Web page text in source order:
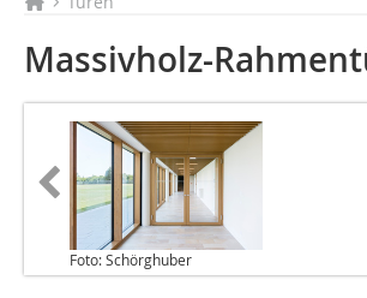
Massivholz-
Foto: Schörghuber